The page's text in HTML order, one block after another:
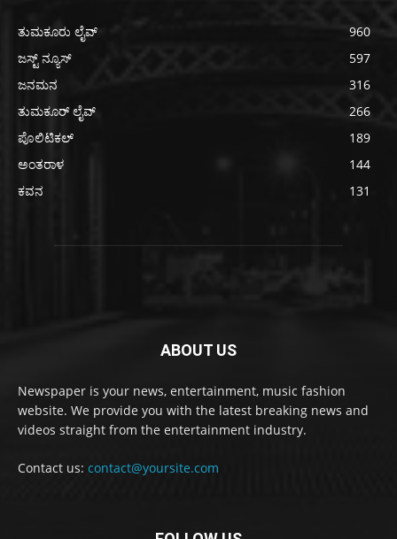
ತುಮಕೂರು ಲೈವ್
960
ಜಸ್ಟ್ ನ್ಯೂಸ್
597
ಜನಮನ
316
ತುಮಕೂರ್ ಲೈವ್
266
ಪೊಲಿಟಿಕಲ್
189
ಅಂತರಾಳ
144
ಕವನ
131
ABOUT US
Newspaper is your news, entertainment, music fashion
website. We provide you with the latest breaking news and
videos straight from the entertainment industry.
Contact us: contact@yoursite.com